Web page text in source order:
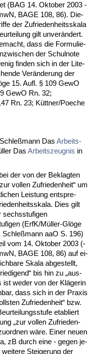
(BAG 14. Ok­to­ber 2003 -
BA­GE 108, 86). Die­
der Zu­frie­den­heits­ska­la
gilt un­verändert.
dass die For­mu­lie­
der Schul­no­te
fin­den sich in der Li­te­
Verände­rung der
15. Aufl. § 109 Ge­wO
Ge­wO Rn. 32;
Rn. 23; Kütt­ner/Poe­che
Das Ar­beits­
Das Ar­beits­zeug­nis in
der von der Be­klag­ten
vol­len Zu­frie­den­heit“ um
Leis­tung ent­spre­
Dies gilt
sechs­stu­fi­gen
(ErfK/Müller-Glöge
Sch­leßmann aaO S. 196)
vom 14. Ok­to­ber 2003 (-
BA­GE 108, 86) auf ei­
Ska­la ab­ge­stellt,
bis hin zu „aus­
ist we­der von der Kläge­rin
dass sich in der Pra­xis
Zu­frie­den­heit“ bzw.
eta­bliert
„zur vol­len Zu­frie­den­
wäre. Ei­ner neu­en
zB durch ei­ne - ge­gen je­
Stei­ge­rung der